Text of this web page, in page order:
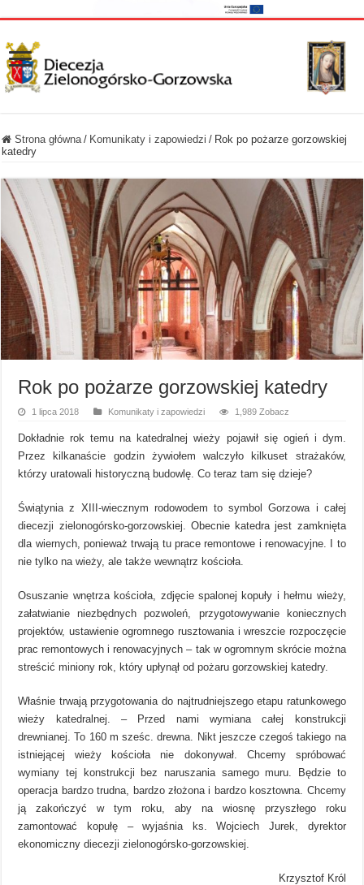
Strona główna / Komunikaty i zapowiedzi / Rok po pożarze gorzowskiej
katedry
Rok po pożarze gorzowskiej katedry
1 lipca 2018 Komunikaty i zapowiedzi 1,989 Zobacz
Dokładnie rok temu na katedralnej wieży pojawił się ogień i dym.
Przez kilkanaście godzin żywiołem walczyło kilkuset strażaków,
którzy uratowali historyczną budowlę. Co teraz tam się dzieje?
Świątynia z XIII-wiecznym rodowodem to symbol Gorzowa i całej
diecezji zielonogórsko-gorzowskiej. Obecnie katedra jest zamknięta
dla wiernych, ponieważ trwają tu prace remontowe i renowacyjne. I to
nie tylko na wieży, ale także wewnątrz kościoła.
Osuszanie wnętrza kościoła, zdjęcie spalonej kopuły i hełmu wieży,
załatwianie niezbędnych pozwoleń, przygotowywanie koniecznych
projektów, ustawienie ogromnego rusztowania i wreszcie rozpoczęcie
prac remontowych i renowacyjnych – tak w ogromnym skrócie można
streścić miniony rok, który upłynął od pożaru gorzowskiej katedry.
Właśnie trwają przygotowania do najtrudniejszego etapu ratunkowego
wieży katedralnej. – Przed nami wymiana całej konstrukcji
drewnianej. To 160 m sześc. drewna. Nikt jeszcze czegoś takiego na
istniejącej wieży kościoła nie dokonywał. Chcemy spróbować
wymiany tej konstrukcji bez naruszania samego muru. Będzie to
operacja bardzo trudna, bardzo złożona i bardzo kosztowna. Chcemy
ją zakończyć w tym roku, aby na wiosnę przyszłego roku
zamontować kopułę – wyjaśnia ks. Wojciech Jurek, dyrektor
ekonomiczny diecezji zielonogórsko-gorzowskiej.
Krzysztof Król